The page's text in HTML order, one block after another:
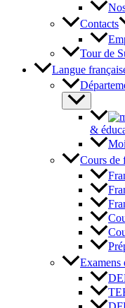
Contacts
Tour de
Langue
&
Cours de
Examens